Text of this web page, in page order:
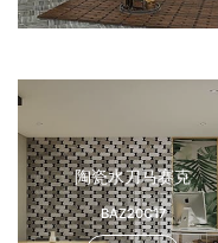
陶瓷水刀马赛克
BAZ20C17